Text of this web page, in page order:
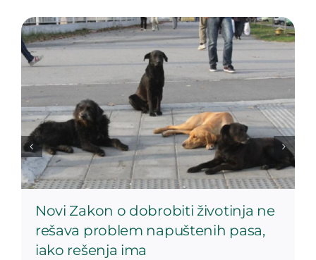
Novi Zakon o dobrobiti životinja ne
rešava problem napuštenih pasa,
iako rešenja ima